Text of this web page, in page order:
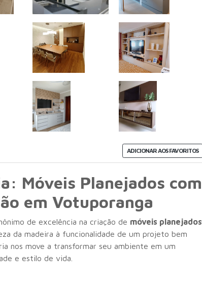
ADICIONAR AOS FAVORITOS
Móveis Planejados com
em Votuporanga
de excelência na criação de móveis planejados
da madeira à funcionalidade de um projeto bem
nos move a transformar seu ambiente em um
e estilo de vida.